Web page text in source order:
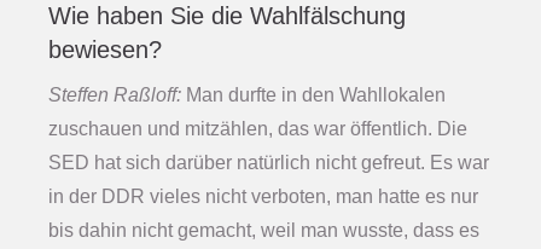
Wie haben Sie die Wahlfälschung
bewiesen?
Steffen Raßloff: Man durfte in den Wahllokalen
zuschauen und mitzählen, das war öffentlich. Die
SED hat sich darüber natürlich nicht gefreut. Es war
in der DDR vieles nicht verboten, man hatte es nur
bis dahin nicht gemacht, weil man wusste, dass es